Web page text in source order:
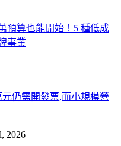
預算也能開始！5 種低成
事業
仍需開發票,而小規模營
2026